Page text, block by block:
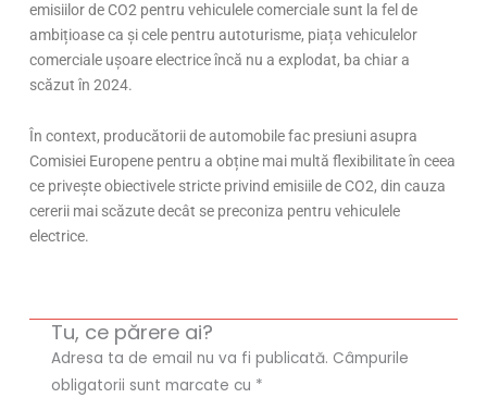
emisiilor de CO2 pentru vehiculele comerciale sunt la fel de
ambițioase ca și cele pentru autoturisme, piața vehiculelor
comerciale ușoare electrice încă nu a explodat, ba chiar a
scăzut în 2024.
În context, producătorii de automobile fac presiuni asupra
Comisiei Europene pentru a obține mai multă flexibilitate în ceea
ce privește obiectivele stricte privind emisiile de CO2, din cauza
cererii mai scăzute decât se preconiza pentru vehiculele
electrice.
Tu, ce părere ai?
Adresa ta de email nu va fi publicată. Câmpurile
obligatorii sunt marcate cu *